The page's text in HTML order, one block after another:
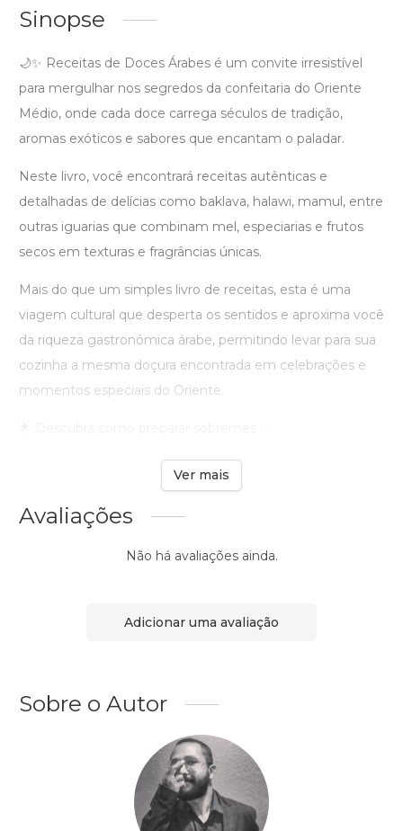
Sinopse
🌙✨ Receitas de Doces Árabes é um convite irresistível
para mergulhar nos segredos da confeitaria do Oriente
Médio, onde cada doce carrega séculos de tradição,
aromas exóticos e sabores que encantam o paladar.
Neste livro, você encontrará receitas autênticas e
detalhadas de delícias como baklava, halawi, mamul, entre
outras iguarias que combinam mel, especiarias e frutos
secos em texturas e fragrâncias únicas.
Mais do que um simples livro de receitas, esta é uma
viagem cultural que desperta os sentidos e aproxima você
da riqueza gastronômica árabe, permitindo levar para sua
cozinha a mesma doçura encontrada em celebrações e
momentos especiais do Oriente.
Ver mais
Avaliações
Não há avaliações ainda.
Adicionar uma avaliação
Sobre o Autor